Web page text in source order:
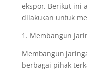
ekspor. Berikut ini
dilakukan untuk
1. Membangun
Membangun
berbagai pihak